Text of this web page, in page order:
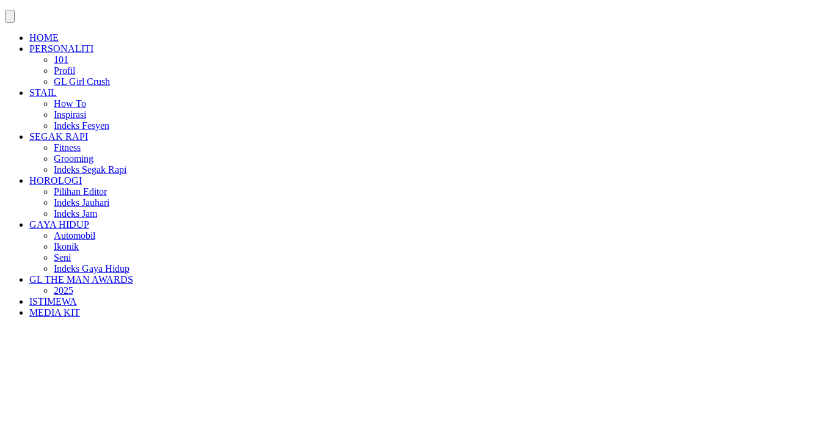
HOME
PERSONALITI
101
Profil
GL Girl Crush
STAIL
How To
Inspirasi
Indeks Fesyen
SEGAK RAPI
Fitness
Grooming
Indeks Segak Rapi
HOROLOGI
Pilihan Editor
Indeks Jauhari
Indeks Jam
GAYA HIDUP
Automobil
Ikonik
Seni
Indeks Gaya Hidup
GL THE MAN AWARDS
2025
ISTIMEWA
MEDIA KIT